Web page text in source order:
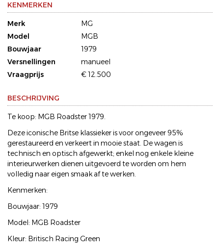
KENMERKEN
Merk
MG
Model
MGB
Bouwjaar
1979
Versnellingen
manueel
Vraagprijs
€ 12.500
BESCHRIJVING
Te koop: MGB Roadster 1979.
Deze iconische Britse klassieker is voor ongeveer 95%
gerestaureerd en verkeert in mooie staat. De wagen is
technisch en optisch afgewerkt; enkel nog enkele kleine
interieurwerken dienen uitgevoerd te worden om hem
volledig naar eigen smaak af te werken.
Kenmerken:
Bouwjaar: 1979
Model: MGB Roadster
Kleur: Britisch Racing Green